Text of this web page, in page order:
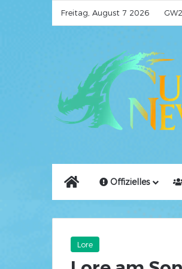
Freitag, August 7 2026
Home Offizielles
Lore